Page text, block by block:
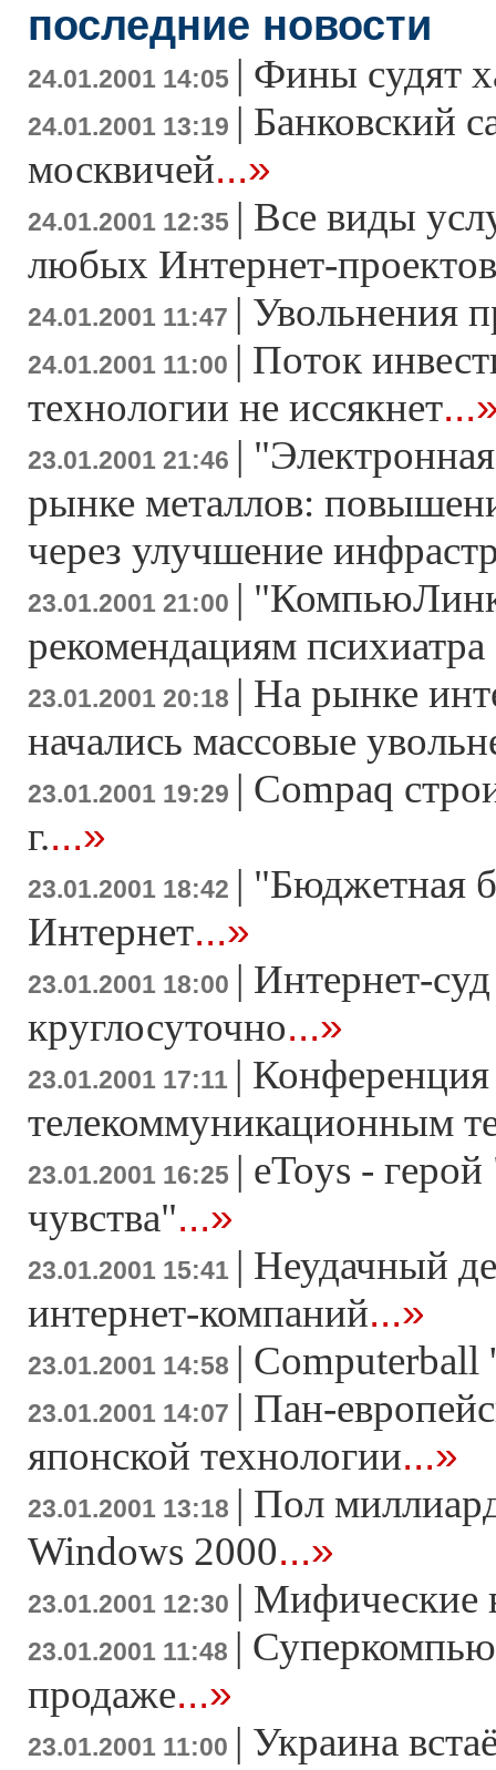
последние новости
24.01.2001 14:05 | Фины судят
24.01.2001 13:19 | Банковский
москвичей...»
24.01.2001 12:35 | Все виды
любых Интернет-проектов
24.01.2001 11:47 | Увольнения
24.01.2001 11:00 | Поток
технологии не иссякнет
23.01.2001 21:46 |
рынке металлов:
через улучшение
23.01.2001 21:00 |
рекомендациям
23.01.2001 20:18 | На рынке
начались массовые
23.01.2001 19:29 | Compaq
г....»
23.01.2001 18:42 | "Бюджетная
Интернет...»
23.01.2001 18:00 | Интернет-
круглосуточно...»
23.01.2001 17:11 |
телекоммуникационным
23.01.2001 16:25 | eToys -
чувства"...»
23.01.2001 15:41 | Неудачный
интернет-компаний...»
23.01.2001 14:58 | Computerball
23.01.2001 14:07 | Пан-
японской технологии...»
23.01.2001 13:18 | Пол
Windows 2000...»
23.01.2001 12:30 | Мифические
23.01.2001 11:48 |
продаже...»
23.01.2001 11:00 | Украина